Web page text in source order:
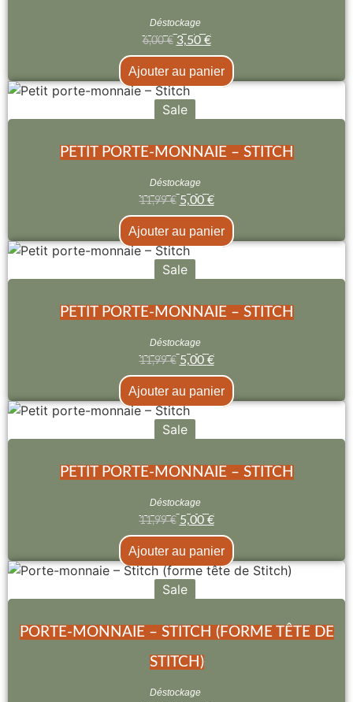
Déstockage
6,00€ 3,50 €
Ajouter au panier
Sale
PETIT PORTE-MONNAIE – STITCH
Déstockage
11,99€ 5,00 €
Ajouter au panier
Sale
PETIT PORTE-MONNAIE – STITCH
Déstockage
11,99€ 5,00 €
Ajouter au panier
Sale
PETIT PORTE-MONNAIE – STITCH
Déstockage
11,99€ 5,00 €
Ajouter au panier
Sale
PORTE-MONNAIE – STITCH (FORME TÊTE DE
STITCH)
Déstockage